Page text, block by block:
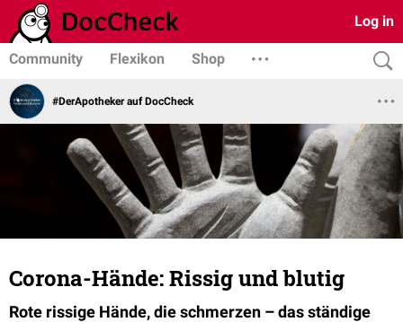
Log in
Community Flexikon Shop
#DerApotheker auf DocCheck
Corona-Hände: Rissig und blutig
Rote rissige Hände, die schmerzen – das ständige